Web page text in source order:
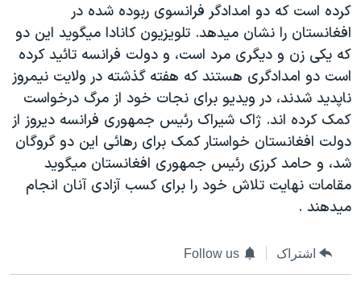
اقتصادی
علم و فناوری
اسرائیل در جنگ
گالری عکس
آرشیو پخش زنده
حمله جمهوری اسلامی به اسرائیل
رمز مهسا
ورزش زنان در ایران
اعتراضات زن، زندگی، آزادی
مجموعه مستندهای دادخواهی
تریبونال مردمی آبان ۹۸
دادگاه حمید نوری
چهل سال گروگان‌گیری
اعتراضات مردمی آبان ۹۸
زبانهای مختلف
کرده است که دو امدادگر فرانسوی ربوده شده در
افغانستان را نشان ميدهد. تلويزيون کانادا ميگويد اين دو
که يکی زن و ديگری مرد است، و دولت فرانسه تائيد کرده
است دو امدادگری هستند که هفته گذشته در ولايت نيمروز
ناپديد شدند، در ويديو برای نجات خود از مرگ درخواست
کمک کرده اند. ژاک شيراک رئيس جمهوری فرانسه ديروز از
دولت افغانستان خواستار کمک برای رهائی اين دو گروگان
شد، و حامد کرزی رئيس جمهوری افغانستان ميگويد
مقامات نهايت تلاش خود را برای کسب آزادی آنان انجام
ميدهند .
اشتراک Follow us